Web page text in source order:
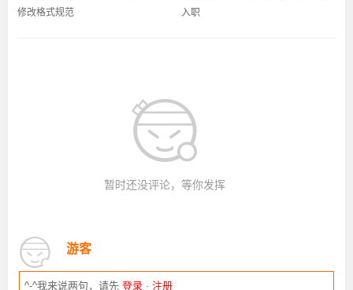
修改格式规范
入职
暂时还没评论，等你发挥
游客
^-^我来说两句，请先登录 · 注册